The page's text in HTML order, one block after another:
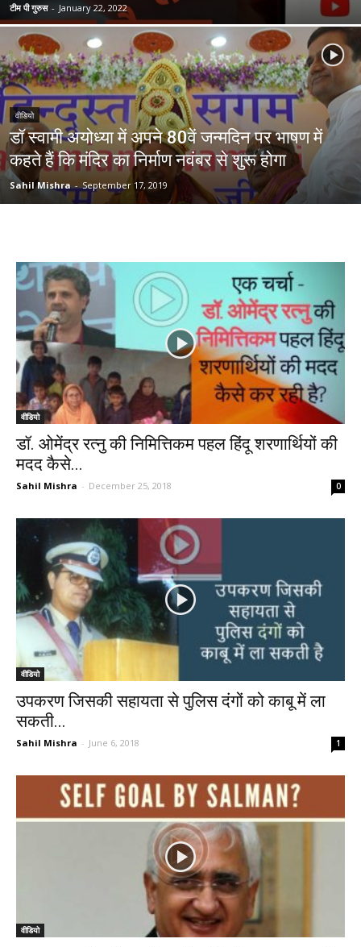
टीम पी गुरुस - January 22, 2022
वीडियो
डॉ स्वामी अयोध्या में अपने 80वें जन्मदिन पर भाषण में
कहते हैं कि मंदिर का निर्माण नवंबर से शुरू होगा
Sahil Mishra - September 17, 2019
वीडियो
डॉ. ओमेंद्र रत्नु की निमित्तिकम पहल हिंदू शरणार्थियों की
मदद कैसे...
Sahil Mishra - December 25, 2018 0
वीडियो
उपकरण जिसकी सहायता से पुलिस दंगों को काबू में ला
सकती...
Sahil Mishra - June 6, 2018 1
वीडियो